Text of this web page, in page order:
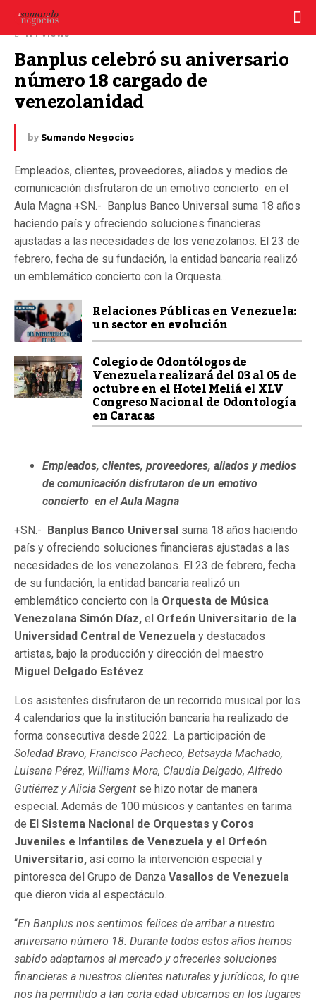
23 febrero, 2025
414 Views
Banplus celebró su aniversario
número 18 cargado de
venezolanidad
by Sumando Negocios
Empleados, clientes, proveedores, aliados y medios de
comunicación disfrutaron de un emotivo concierto en el
Aula Magna +SN.- Banplus Banco Universal suma 18 años
haciendo país y ofreciendo soluciones financieras
ajustadas a las necesidades de los venezolanos. El 23 de
febrero, fecha de su fundación, la entidad bancaria realizó
un emblemático concierto con la Orquesta...
Relaciones Públicas en Venezuela:
un sector en evolución
Colegio de Odontólogos de
Venezuela realizará del 03 al 05 de
octubre en el Hotel Meliá el XLV
Congreso Nacional de Odontología
en Caracas
Empleados, clientes, proveedores, aliados y medios
de comunicación disfrutaron de un emotivo
concierto en el Aula Magna
+SN.- Banplus Banco Universal suma 18 años haciendo
país y ofreciendo soluciones financieras ajustadas a las
necesidades de los venezolanos. El 23 de febrero, fecha
de su fundación, la entidad bancaria realizó un
emblemático concierto con la Orquesta de Música
Venezolana Simón Díaz, el Orfeón Universitario de la
Universidad Central de Venezuela y destacados
artistas, bajo la producción y dirección del maestro
Miguel Delgado Estévez.
Los asistentes disfrutaron de un recorrido musical por los
4 calendarios que la institución bancaria ha realizado de
forma consecutiva desde 2022. La participación de
Soledad Bravo, Francisco Pacheco, Betsayda Machado,
Luisana Pérez, Williams Mora, Claudia Delgado, Alfredo
Gutiérrez y Alicia Sergent se hizo notar de manera
especial. Además de 100 músicos y cantantes en tarima
de El Sistema Nacional de Orquestas y Coros
Juveniles e Infantiles de Venezuela y el Orfeón
Universitario, así como la intervención especial y
pintoresca del Grupo de Danza Vasallos de Venezuela
que dieron vida al espectáculo.
“En Banplus nos sentimos felices de arribar a nuestro
aniversario número 18. Durante todos estos años hemos
sabido adaptarnos al mercado y ofrecerles soluciones
financieras a nuestros clientes naturales y jurídicos, lo que
nos ha permitido a tan corta edad ubicarnos en los lugares